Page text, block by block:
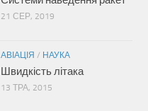
21 СЕР, 2019
АВІАЦІЯ / НАУКА
Швидкість літака
13 ТРА, 2015